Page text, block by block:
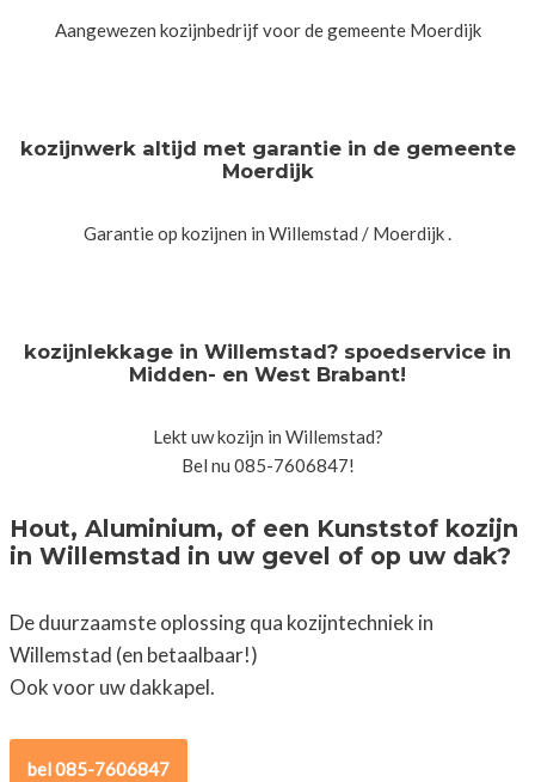
Aangewezen kozijnbedrijf voor de gemeente Moerdijk
kozijnwerk altijd met garantie in de gemeente
Moerdijk
Garantie op kozijnen in Willemstad / Moerdijk .
kozijnlekkage in Willemstad? spoedservice in
Midden- en West Brabant!
Lekt uw kozijn in Willemstad?
Bel nu 085-7606847!
Hout, Aluminium, of een Kunststof kozijn
in Willemstad in uw gevel of op uw dak?
De duurzaamste oplossing qua kozijntechniek in
Willemstad (en betaalbaar!)
Ook voor uw dakkapel.
bel 085-7606847